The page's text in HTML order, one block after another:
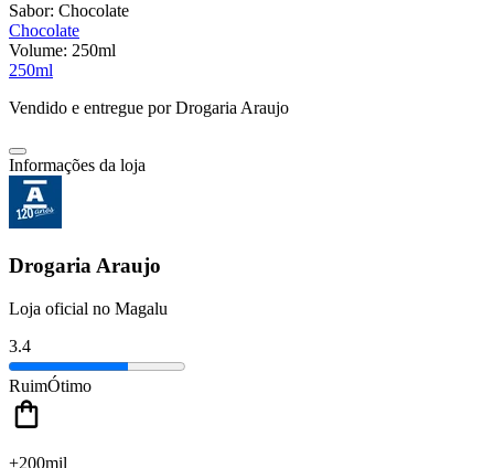
Sabor: Chocolate
Chocolate
Volume: 250ml
250ml
Vendido e entregue por Drogaria Araujo
Informações da loja
Drogaria Araujo
Loja oficial no Magalu
3.4
RuimÓtimo
+200mil